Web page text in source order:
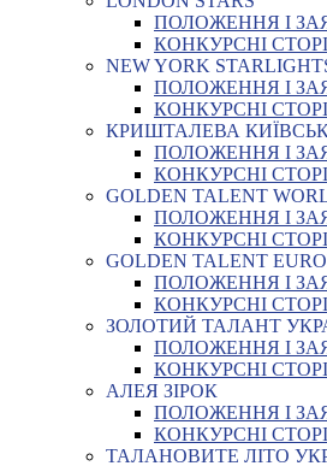
ПОЛОЖЕННЯ І
КОНКУРСНІ
NEW YORK
ПОЛОЖЕННЯ І
КОНКУРСНІ
КРИШТАЛЕВА
ПОЛОЖЕННЯ І
КОНКУРСНІ
GOLDEN TALENT
ПОЛОЖЕННЯ І
КОНКУРСНІ
GOLDEN TALENT
ПОЛОЖЕННЯ І
КОНКУРСНІ
ЗОЛОТИЙ ТАЛАНТ
ПОЛОЖЕННЯ І
КОНКУРСНІ
АЛЕЯ ЗІРОК
ПОЛОЖЕННЯ І
КОНКУРСНІ
ТАЛАНОВИТЕ ЛІТО